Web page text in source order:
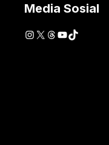
Media Sosial
Instagram
X Threads
YouTube
TikTok